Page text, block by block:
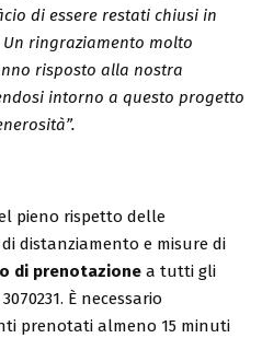
di essere restati chiusi in
ringraziamento molto
risposto alla nostra
intorno a questo progetto
pieno rispetto delle
distanziamento e misure di
di prenotazione a tutti gli
È necessario
prenotati almeno 15 minuti